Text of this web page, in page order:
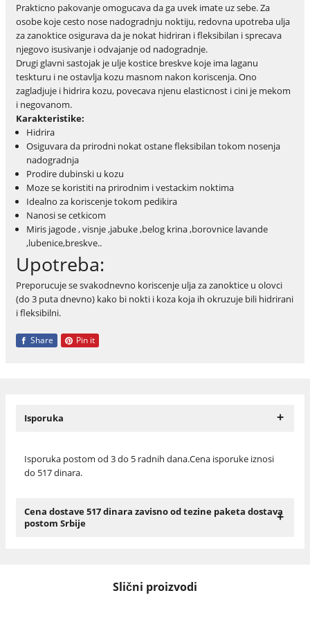
Prakticno pakovanje omogucava da ga uvek imate uz sebe. Za
osobe koje cesto nose nadogradnju noktiju, redovna upotreba ulja
za zanoktice osigurava da je nokat hidriran i fleksibilan i sprecava
njegovo isusivanje i odvajanje od nadogradnje.
Drugi glavni sastojak je ulje kostice breskve koje ima laganu
teskturu i ne ostavlja kozu masnom nakon koriscenja. Ono
zagladjuje i hidrira kozu, povecava njenu elasticnost i cini je mekom
i negovanom.
Karakteristike:
Hidrira
Osiguvara da prirodni nokat ostane fleksibilan tokom nosenja
nadogradnja
Prodire dubinski u kozu
Moze se koristiti na prirodnim i vestackim noktima
Idealno za koriscenje tokom pedikira
Nanosi se cetkicom
Miris jagode , visnje ,jabuke ,belog krina ,borovnice lavande
,lubenice,breskve..
Upotreba:
Preporucuje se svakodnevno koriscenje ulja za zanoktice u olovci
(do 3 puta dnevno) kako bi nokti i koza koja ih okruzuje bili hidrirani
i fleksibilni.
Share Pin it
Isporuka +
Isporuka postom od 3 do 5 radnih dana.Cena isporuke iznosi
do 517 dinara.
Cena dostave 517 dinara zavisno od tezine paketa dostava
postom Srbije
+
Slični proizvodi